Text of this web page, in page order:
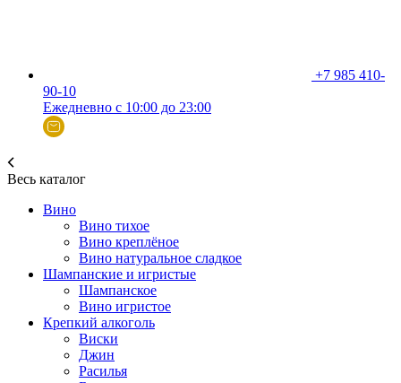
+7 985 410-
90-10
Ежедневно с 10:00 до 23:00
Весь каталог
Вино
Вино тихое
Вино креплёное
Вино натуральное сладкое
Шампанские и игристые
Шампанское
Вино игристое
Крепкий алкоголь
Виски
Джин
Расилья